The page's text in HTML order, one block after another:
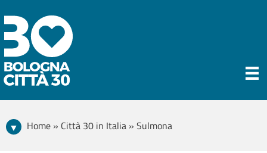
Home » Città 30 in Italia » Sulmona